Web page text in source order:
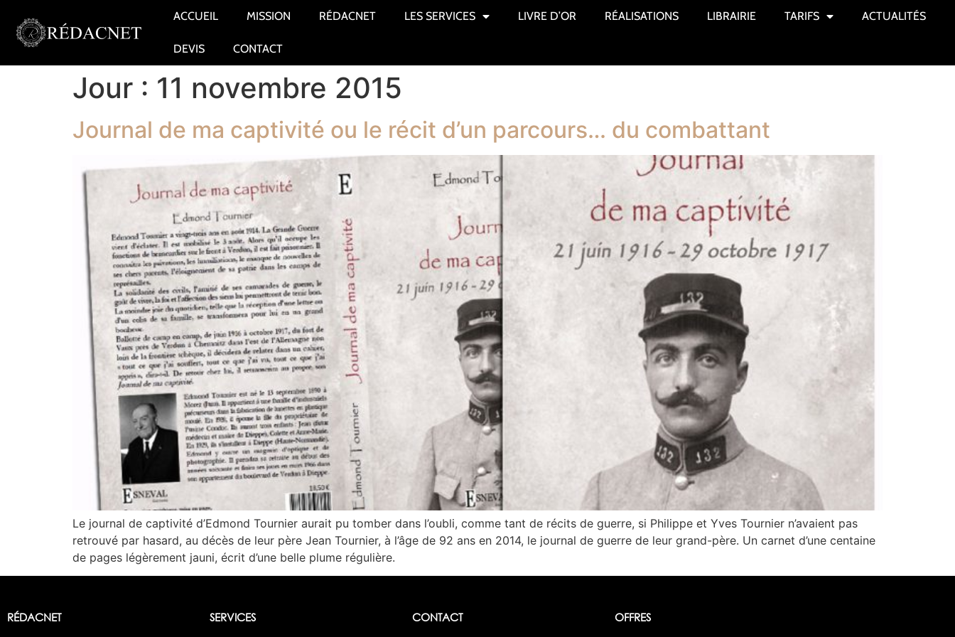
ACCUEIL MISSION RÉDACNET LES SERVICES LIVRE D’OR RÉALISATIONS LIBRAIRIE TARIFS ACTUALITÉS
DEVIS CONTACT
Jour : 11 novembre 2015
Journal de ma captivité ou le récit d’un parcours… du combattant
Le journal de captivité d’Edmond Tournier aurait pu tomber dans l’oubli, comme tant de récits de guerre, si Philippe et Yves Tournier n’avaient pas
retrouvé par hasard, au décès de leur père Jean Tournier, à l’âge de 92 ans en 2014, le journal de guerre de leur grand-père. Un carnet d’une centaine
de pages légèrement jauni, écrit d’une belle plume régulière.
RÉDACNET SERVICES CONTACT OFFRES